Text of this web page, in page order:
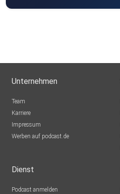
Unternehmen
Team
Karriere
Impressum
Werben auf podcast.de
Dienst
Podcast anmelden